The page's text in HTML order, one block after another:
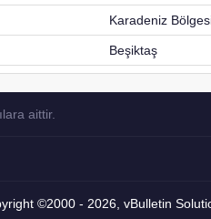
Karadeniz
Beşiktaş
aittir.
©2000 - 2026, vBulletin